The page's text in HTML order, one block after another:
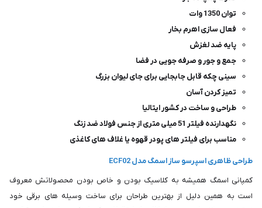
توان 1350 وات
فعال سازی اهرم بخار
پایه ضد لغزش
جمع و جور و صرفه جویی در فضا
سینی چکه قابل جابجایی برای جای لیوان بزرگ
تمیز کردن آسان
طراحی و ساخت در کشور ایتالیا
نگهدارنده فیلتر 51 میلی متری از جنس فولاد ضد زنگ
مناسب برای فیلتر های پودر قهوه یا غلاف های کاغذی
طراحی ظاهری اسپرسو ساز اسمگ مدل ECF02
کمپانی اسمگ همیشه به کلاسیک بودن و خاص بودن محصولاتش معروف
است به همین دلیل از بهترین طراحان برای ساخت وسیله های برقی خود